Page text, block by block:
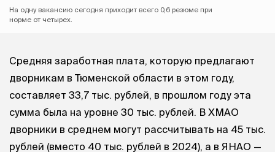
На одну вакансию сегодня приходит всего 0,6 резюме при
норме от четырех.
Средняя заработная плата, которую предлагают
дворникам в Тюменской области в этом году,
составляет 33,7 тыс. рублей, в прошлом году эта
сумма была на уровне 30 тыс. рублей. В ХМАО
дворники в среднем могут рассчитывать на 45 тыс.
рублей (вместо 40 тыс. рублей в 2024), а в ЯНАО —